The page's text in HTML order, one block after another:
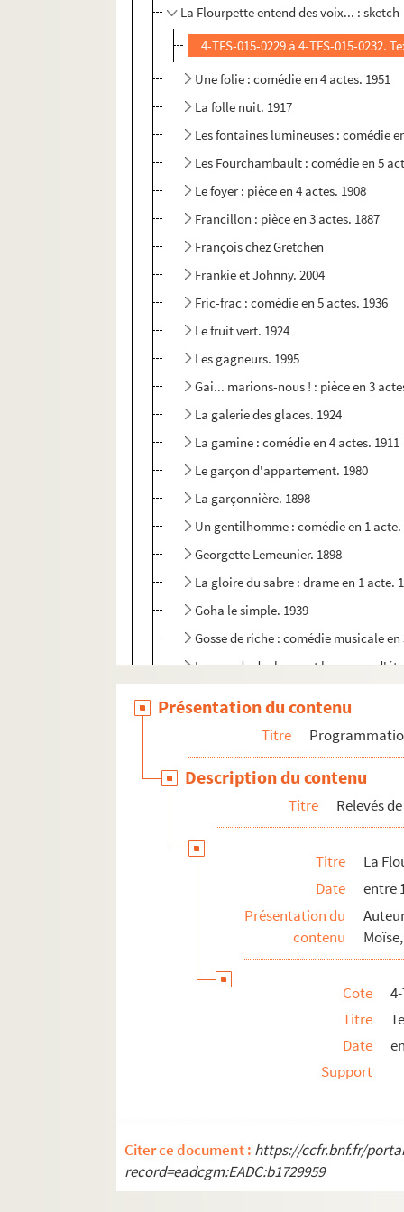
La Flourpette entend des voix... : sketch
4-TFS-015-0229 à 4-TFS-015-0232.
Une folie : comédie en 4 actes. 1951
La folle nuit. 1917
Les fontaines lumineuses : comédie
Les Fourchambault : comédie en 5
Le foyer : pièce en 4 actes. 1908
Francillon : pièce en 3 actes. 1887
François chez Gretchen
Frankie et Johnny. 2004
Fric-frac : comédie en 5 actes. 1936
Le fruit vert. 1924
Les gagneurs. 1995
Gai... marions-nous ! : pièce en 3
La galerie des glaces. 1924
La gamine : comédie en 4 actes. 1911
Le garçon d'appartement. 1980
La garçonnière. 1898
Un gentilhomme : comédie en 1 acte.
Georgette Lemeunier. 1898
La gloire du sabre : drame en 1 acte.
Goha le simple. 1939
Gosse de riche : comédie musicale en
La grande duchesse et le garçon
Le grillon : comédie en 3 actes. 1904
Guillaume le confident : comédie en
La halte : 1 acte
Les hannetons : pièce en 3 actes. 1906
Hermance a de la vertu. 1901
L'heure de la bergère : 3 actes. 1908
L'heure du berger. 1922
Heureuse ! : comédie en 3 actes. 1903
L'honneur : comédie en 4 actes. 1901
Les honneurs de la guerre : comédie
Hue ! Cocotte : comédie en 1 acte
Présentation du contenu
Titre
Description du contenu
Titre Relevés
Titre
La
Date
entre
Présentation du
contenu
Cote
Titre
Date
Support
Citer ce document : https://ccfr.bnf.fr/
record=eadcgm:EADC:b1729959